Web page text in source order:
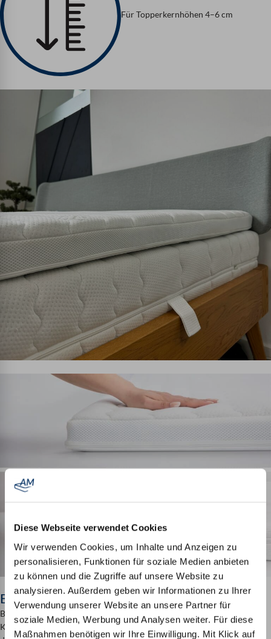
Diese Webseite verwendet Cookies
Wir verwenden Cookies, um Inhalte und Anzeigen zu
personalisieren, Funktionen für soziale Medien anbieten
zu können und die Zugriffe auf unsere Website zu
analysieren. Außerdem geben wir Informationen zu Ihrer
Verwendung unserer Website an unsere Partner für
soziale Medien, Werbung und Analysen weiter. Für diese
Maßnahmen benötigen wir Ihre Einwilligung. Mit Klick auf
Für Topperkernhöhen 4–6 cm
Erstklassige Verarbeitung für Langlebigkeit
Beide Bezüge überzeugen durch ihre
Komfortbezug besteht aus robustem Polyester-Doppeltuch, während